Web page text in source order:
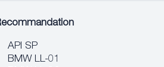
API SP
BMW LL-01